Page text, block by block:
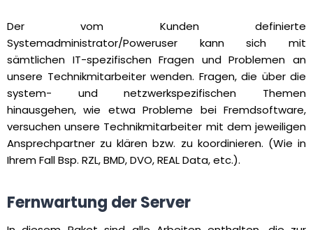
Der vom Kunden definierte
Systemadministrator/Poweruser kann sich mit
sämtlichen IT-spezifischen Fragen und Problemen an
unsere Technikmitarbeiter wenden. Fragen, die über die
system- und netzwerkspezifischen Themen
hinausgehen, wie etwa Probleme bei Fremdsoftware,
versuchen unsere Technikmitarbeiter mit dem jeweiligen
Ansprechpartner zu klären bzw. zu koordinieren. (Wie in
Ihrem Fall Bsp. RZL, BMD, DVO, REAL Data, etc.).
Fernwartung der Server